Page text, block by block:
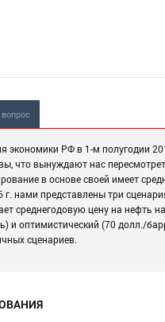
экономики РФ в 1-м полугодии
что вынуждают нас
в основе своей имеет
г. нами представлены три
среднегодовую цену на нефть
и оптимистический (70 долл./
сценариев.